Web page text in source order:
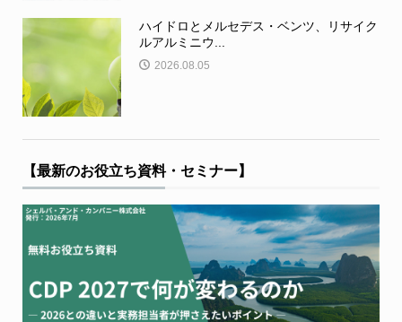
ハイドロとメルセデス・ベンツ、リサイク
ルアルミニウ...
2026.08.05
【最新のお役立ち資料・セミナー】